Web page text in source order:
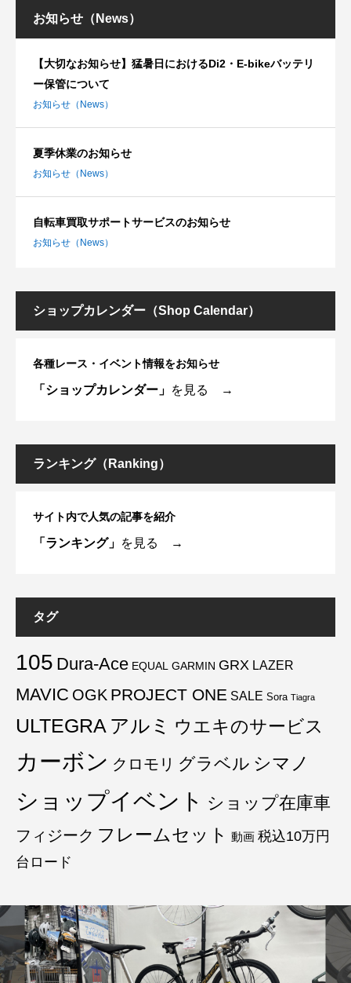
お知らせ（News）
【大切なお知らせ】猛暑日におけるDi2・E-bikeバッテリ
ー保管について
お知らせ（News）
夏季休業のお知らせ
お知らせ（News）
自転車買取サポートサービスのお知らせ
お知らせ（News）
ショップカレンダー（Shop Calendar）
各種レース・イベント情報をお知らせ
「ショップカレンダー」 を見る →
ランキング（Ranking）
サイト内で人気の記事を紹介
「ランキング」 を見る →
タグ
105 Dura-Ace EQUAL GARMIN GRX LAZER
MAVIC OGK PROJECT ONE SALE Sora Tiagra
ULTEGRA アルミ ウエキのサービス
カーボン クロモリ グラベル シマノ
ショップイベント ショップ在庫車
フィジーク フレームセット 動画 税込10万円
台ロード